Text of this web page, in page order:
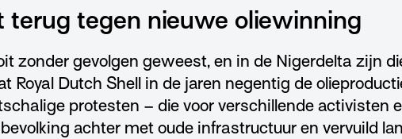
terug tegen nieuwe oliewinning
zonder gevolgen geweest, en in de Nigerdelta zijn
Royal Dutch Shell in de jaren negentig de
protesten – die voor verschillende activisten
achter met oude infrastructuur en vervuild